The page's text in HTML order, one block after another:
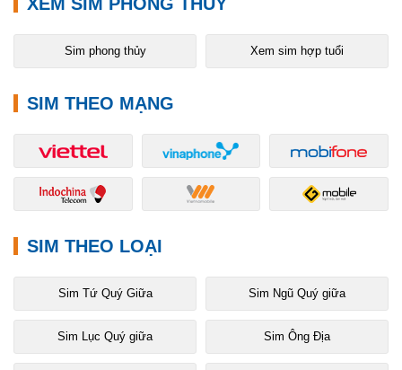
Sim phong thủy Xem sim hợp tuổi
SIM THEO MẠNG
SIM THEO LOẠI
Sim Tứ Quý Giữa Sim Ngũ Quý giữa
Sim Lục Quý giữa Sim Ông Địa